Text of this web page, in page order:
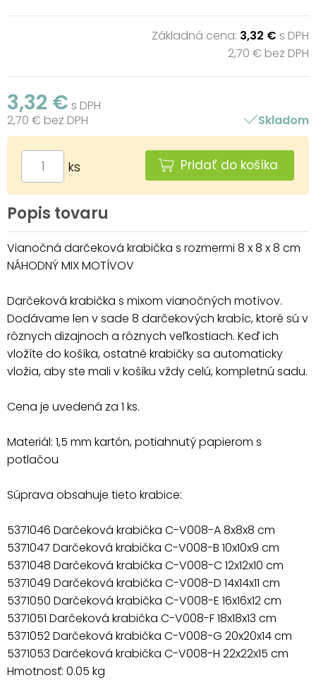
Základná cena: 3,32 € s DPH
2,70 € bez DPH
3,32 € s DPH
2,70 € bez DPH
Skladom
ks Pridať do košíka
Popis tovaru
Vianočná darčeková krabička s rozmermi 8 x 8 x 8 cm
NÁHODNÝ MIX MOTÍVOV
Darčeková krabička s mixom vianočných motívov.
Dodávame len v sade 8 darčekových krabíc, ktoré sú v
rôznych dizajnoch a rôznych veľkostiach. Keď ich
vložíte do košíka, ostatné krabičky sa automaticky
vložia, aby ste mali v košíku vždy celú, kompletnú sadu.
Cena je uvedená za 1 ks.
Materiál: 1,5 mm kartón, potiahnutý papierom s
potlačou
Súprava obsahuje tieto krabice:
5371046 Darčeková krabička C-V008-A 8x8x8 cm
5371047 Darčeková krabička C-V008-B 10x10x9 cm
5371048 Darčeková krabička C-V008-C 12x12x10 cm
5371049 Darčeková krabička C-V008-D 14x14x11 cm
5371050 Darčeková krabička C-V008-E 16x16x12 cm
5371051 Darčeková krabička C-V008-F 18x18x13 cm
5371052 Darčeková krabička C-V008-G 20x20x14 cm
5371053 Darčeková krabička C-V008-H 22x22x15 cm
Hmotnosť: 0.05 kg